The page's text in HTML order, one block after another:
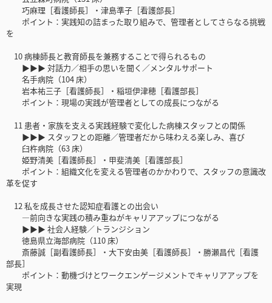
巧麻理［看護師長］・津島準子［看護部長］
ポイント：実践知の詰まった取り組みで、管理者としてさらなる挑戦
を
10 病棟師長と教育師長を兼務することで得られるもの
▶▶▶ 対話力／相手の思いを聞く／メンタルサポート
名手病院（104 床）
岩本祐三子［看護師長］・稲垣伊津穂［看護部長］
ポイント：現場の実践が管理者としての成長につながる
11 患者・家族を支える実践経験で変化した病棟スタッフとの関係
▶▶▶ スタッフとの距離／管理者だから味わえる楽しみ、喜び
臼杵病院（63 床）
姫野清美［看護師長］・甲斐清美［看護部長］
ポイント：組織文化を変える管理者のかかわりで、スタッフの意識改
革を促す
12 私を成長させた認知症看護との出会い
―前向きな実践の積み重ねがキャリアアップにつながる
▶▶▶ 社会人経験／トランジション
徳島県立海部病院（110 床）
斎藤誠［副看護師長］・大下安由美［看護師長］・勝瀬昌代［看護
部長］
ポイント：動機づけとワークエンゲージメントでキャリアアップを
実現